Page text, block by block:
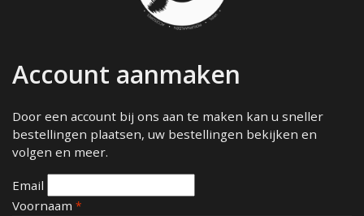
Account aanmaken
Door een account bij ons aan te maken kan u sneller
bestellingen plaatsen, uw bestellingen bekijken en
volgen en meer.
Email
Voornaam